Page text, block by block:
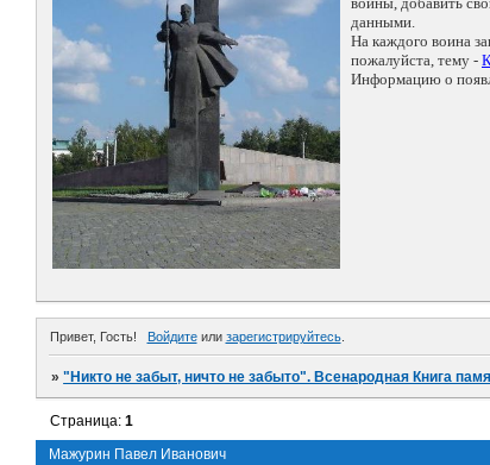
данными.
На каждого воина
пожалуйста, тему -
Информацию о
Привет, Гость! Войдитеили зарегистрируйтесь.
»"Никто не забыт, ничто не забыто". Всенародная Книга
Мажурин Павел Иванович
Страница:1